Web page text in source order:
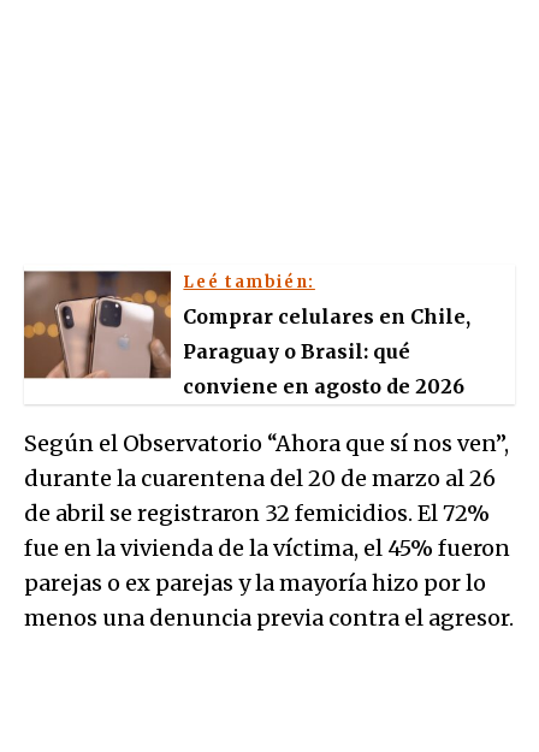
Leé también:
Comprar celulares en Chile,
Paraguay o Brasil: qué
conviene en agosto de 2026
Según el Observatorio “Ahora que sí nos ven”,
durante la cuarentena del 20 de marzo al 26
de abril se registraron 32 femicidios. El 72%
fue en la vivienda de la víctima, el 45% fueron
parejas o ex parejas y la mayoría hizo por lo
menos una denuncia previa contra el agresor.